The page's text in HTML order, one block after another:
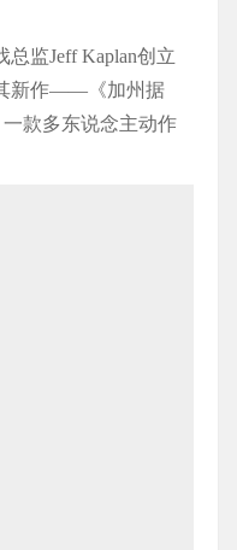
监Jeff Kaplan创立
新作——《加州据
一款多东说念主动作